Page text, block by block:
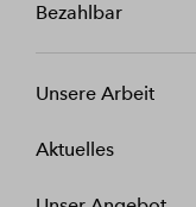
Bezahlbar
Unsere Arbeit
Aktuelles